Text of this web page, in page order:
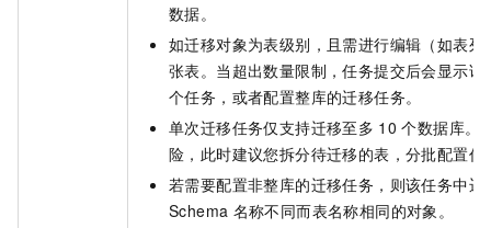
数据。
如迁移对象为表级别，且需进行编辑（如表
张表。当超出数量限制，任务提交后会显示
个任务，或者配置整库的迁移任务。
单次迁移任务仅支持迁移至多 10 个数据库。
险，此时建议您拆分待迁移的表，分批配置任
若需要配置非整库的迁移任务，则该任务中
Schema 名称不同而表名称相同的对象。